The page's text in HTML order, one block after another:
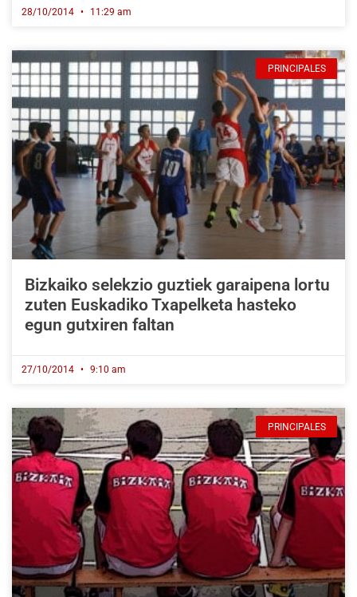
28/10/2014 11:29 am
PRINCIPALES
Bizkaiko selekzio guztiek garaipena lortu
zuten Euskadiko Txapelketa hasteko
egun gutxiren faltan
27/10/2014 9:10 am
PRINCIPALES